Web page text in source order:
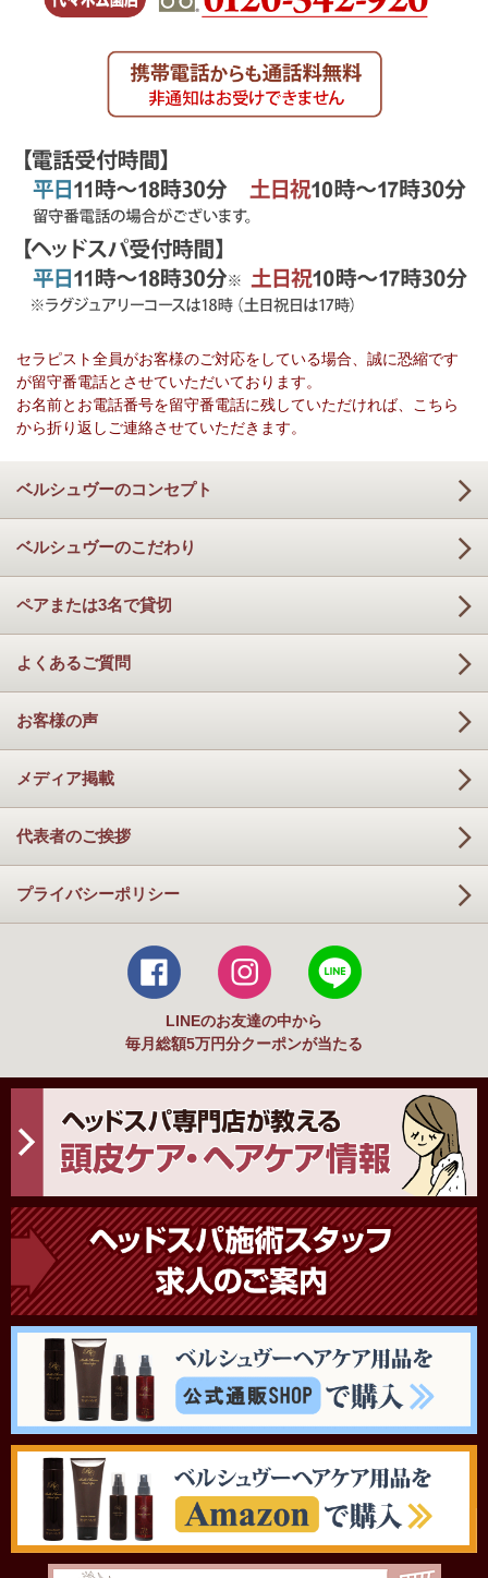
セラピスト全員がお客様のご対応をしている場合、誠に恐縮です
が留守番電話とさせていただいております。
お名前とお電話番号を留守番電話に残していただければ、こちら
から折り返しご連絡させていただきます。
ベルシュヴーのコンセプト
ベルシュヴーのこだわり
ペアまたは3名で貸切
よくあるご質問
お客様の声
メディア掲載
代表者のご挨拶
プライバシーポリシー
LINEのお友達の中から
毎月総額5万円分クーポンが当たる